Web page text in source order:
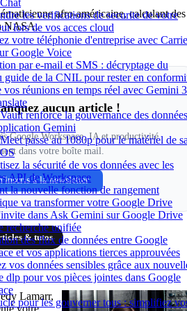
les verifications de securite de votre
lors de vos acces cloud
votre téléphonie d'entreprise avec
Google Voice
par e-mail et SMS : décryptage du
guide de la CNIL pour rester en
vos réunions en temps réel avec Gemini
renforce la gouvernance des données
Gemini
passe au 1080p pour le matériel de
la sécurité de vos données avec les
API de Workspace
la nouvelle fonction de rangement
va transformer votre Google Drive
dans Ask Gemini sur Google Drive
recherche unifiée
des flux de données entre Google
et vos applications tierces approuvées
vos données sensibles grâce aux
dlp pour vos pièces jointes dans Google
pour les gouverner tous : simplifiez
aucun article !
Google Workspace, IA et productivité
dans votre boîte mail.
à la newsletter
& tutos